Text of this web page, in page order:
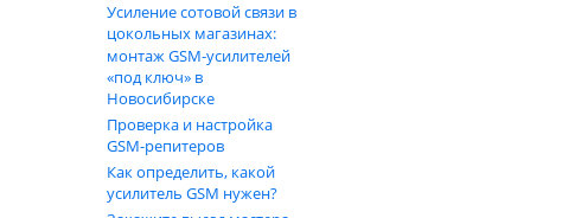
Усиление сотовой связи в
цокольных магазинах:
монтаж GSM‑усилителей
«под ключ» в
Новосибирске
Проверка и настройка
GSM-репитеров
Как определить, какой
усилитель GSM нужен?